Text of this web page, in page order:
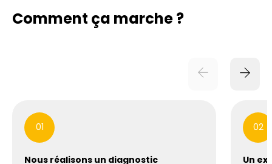
Comment ça marche ?
01
Nous réalisons un diagnostic
02
Un